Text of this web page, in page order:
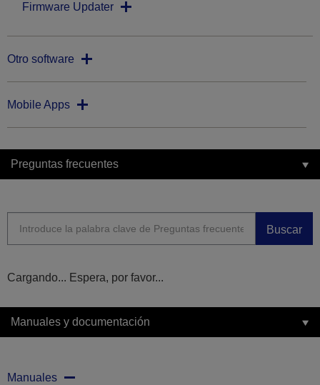
Firmware Updater
Otro software
Mobile Apps
Preguntas frecuentes
Buscar
Cargando... Espera, por favor...
Manuales y documentación
Manuales